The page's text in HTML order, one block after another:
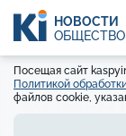
НОВОСТИ
ОБЩЕСТВО
Посещая сайт
Политикой
файлов cookie,